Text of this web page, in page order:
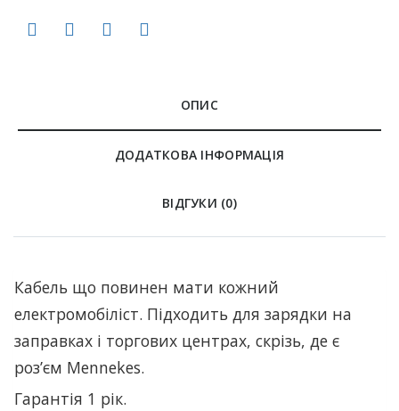
ОПИС
ДОДАТКОВА ІНФОРМАЦІЯ
ВІДГУКИ (0)
Кабель що повинен мати кожний
електромобіліст. Підходить для зарядки на
заправках і торгових центрах, скрізь, де є
роз’єм Mennekes.
Гарантія 1 рік.